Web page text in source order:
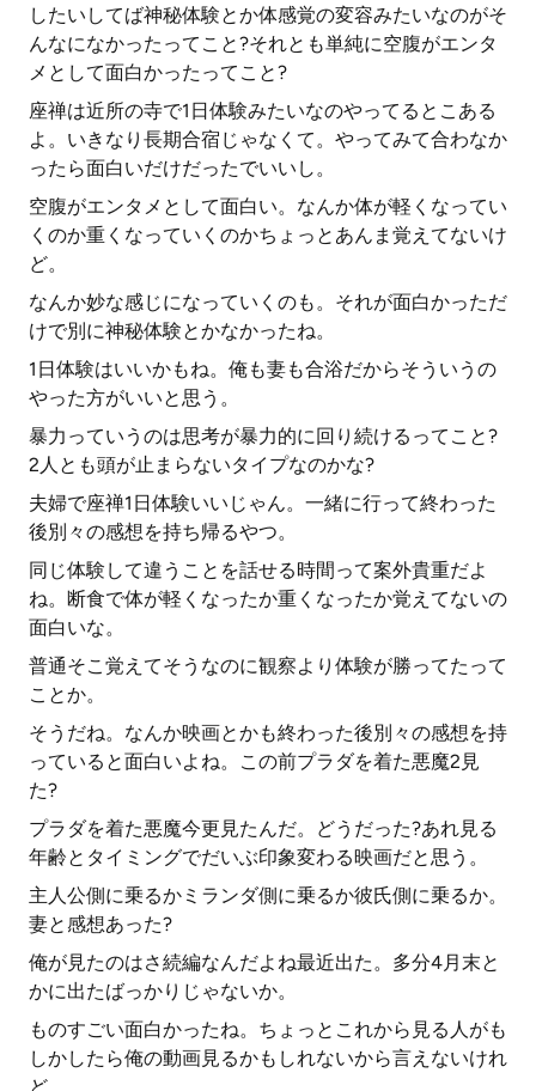
したいしてば神秘体験とか体感覚の変容みたいなのがそ
んなになかったってこと?それとも単純に空腹がエンタ
メとして面白かったってこと?
座禅は近所の寺で1日体験みたいなのやってるとこある
よ。いきなり長期合宿じゃなくて。やってみて合わなか
ったら面白いだけだったでいいし。
空腹がエンタメとして面白い。なんか体が軽くなってい
くのか重くなっていくのかちょっとあんま覚えてないけ
ど。
なんか妙な感じになっていくのも。それが面白かっただ
けで別に神秘体験とかなかったね。
1日体験はいいかもね。俺も妻も合浴だからそういうの
やった方がいいと思う。
暴力っていうのは思考が暴力的に回り続けるってこと?
2人とも頭が止まらないタイプなのかな?
夫婦で座禅1日体験いいじゃん。一緒に行って終わった
後別々の感想を持ち帰るやつ。
同じ体験して違うことを話せる時間って案外貴重だよ
ね。断食で体が軽くなったか重くなったか覚えてないの
面白いな。
普通そこ覚えてそうなのに観察より体験が勝ってたって
ことか。
そうだね。なんか映画とかも終わった後別々の感想を持
っていると面白いよね。この前プラダを着た悪魔2見
た?
プラダを着た悪魔今更見たんだ。どうだった?あれ見る
年齢とタイミングでだいぶ印象変わる映画だと思う。
主人公側に乗るかミランダ側に乗るか彼氏側に乗るか。
妻と感想あった?
俺が見たのはさ続編なんだよね最近出た。多分4月末と
かに出たばっかりじゃないか。
ものすごい面白かったね。ちょっとこれから見る人がも
しかしたら俺の動画見るかもしれないから言えないけれ